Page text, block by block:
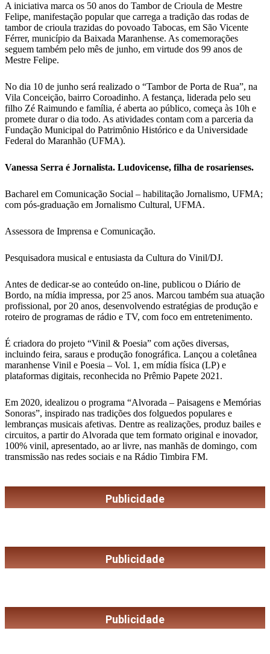
A iniciativa marca os 50 anos do Tambor de Crioula de Mestre
Felipe, manifestação popular que carrega a tradição das rodas de
tambor de crioula trazidas do povoado Tabocas, em São Vicente
Férrer, município da Baixada Maranhense. As comemorações
seguem também pelo mês de junho, em virtude dos 99 anos de
Mestre Felipe.
No dia 10 de junho será realizado o “Tambor de Porta de Rua”, na
Vila Conceição, bairro Coroadinho. A festança, liderada pelo seu
filho Zé Raimundo e família, é aberta ao público, começa às 10h e
promete durar o dia todo. As atividades contam com a parceria da
Fundação Municipal do Patrimônio Histórico e da Universidade
Federal do Maranhão (UFMA).
Vanessa Serra é Jornalista. Ludovicense, filha de rosarienses.
Bacharel em Comunicação Social – habilitação Jornalismo, UFMA;
com pós-graduação em Jornalismo Cultural, UFMA.
Assessora de Imprensa e Comunicação.
Pesquisadora musical e entusiasta da Cultura do Vinil/DJ.
Antes de dedicar-se ao conteúdo on-line, publicou o Diário de
Bordo, na mídia impressa, por 25 anos. Marcou também sua atuação
profissional, por 20 anos, desenvolvendo estratégias de produção e
roteiro de programas de rádio e TV, com foco em entretenimento.
É criadora do projeto “Vinil & Poesia” com ações diversas,
incluindo feira, saraus e produção fonográfica. Lançou a coletânea
maranhense Vinil e Poesia – Vol. 1, em mídia física (LP) e
plataformas digitais, reconhecida no Prêmio Papete 2021.
Em 2020, idealizou o programa “Alvorada – Paisagens e Memórias
Sonoras”, inspirado nas tradições dos folguedos populares e
lembranças musicais afetivas. Dentre as realizações, produz bailes e
circuitos, a partir do Alvorada que tem formato original e inovador,
100% vinil, apresentado, ao ar livre, nas manhãs de domingo, com
transmissão nas redes sociais e na Rádio Timbira FM.
Publicidade
Publicidade
Publicidade